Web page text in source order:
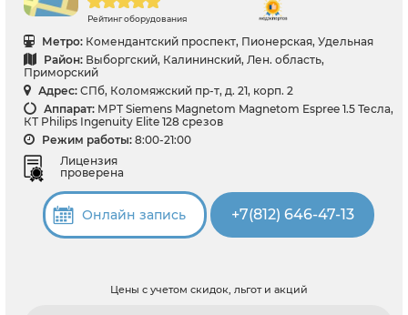
Рейтинг оборудования
Метро: Комендантский проспект, Пионерская, Удельная
Район: Выборгский, Калининский, Лен. область,
Приморский
Адрес: СПб, Коломяжский пр-т, д. 21, корп. 2
Аппарат: МРТ Siemens Magnetom Magnetom Espree 1.5 Тесла,
КТ Philips Ingenuity Elite 128 срезов
Режим работы: 8:00-21:00
Лицензия
проверена
Онлайн запись +7(812) 646-47-13
Цены с учетом скидок, льгот и акций